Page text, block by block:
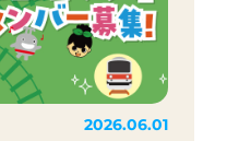
2026.06.01